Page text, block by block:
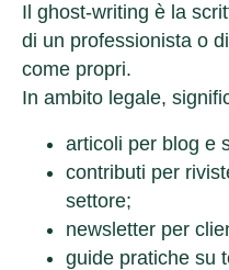
Il ghost-writing è la
di un professionista o
come propri.
In ambito legale,
articoli per blog e
contributi per
settore;
newsletter per
guide pratiche su